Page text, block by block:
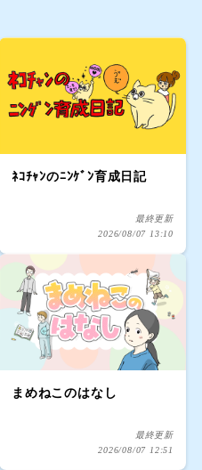
ﾈｺﾁｬﾝのﾆﾝｹﾞﾝ育成日記
最終更新
2026/08/07 13:10
まめねこのはなし
最終更新
2026/08/07 12:51